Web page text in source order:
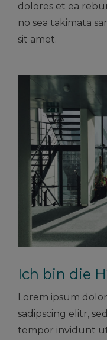
dolores et ea
no sea takimata
sit amet.
Ich bin die
Lorem ipsum
sadipscing elitr,
tempor invidunt